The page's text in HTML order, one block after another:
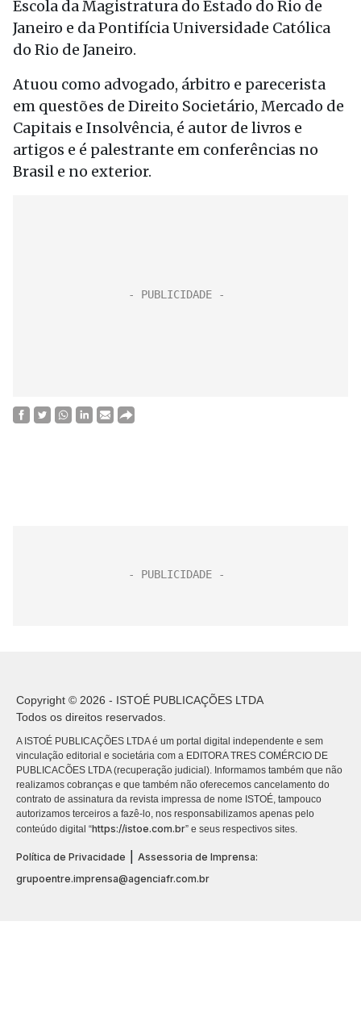
Escola da Magistratura do Estado do Rio de
Janeiro e da Pontifícia Universidade Católica
do Rio de Janeiro.
Atuou como advogado, árbitro e parecerista
em questões de Direito Societário, Mercado de
Capitais e Insolvência, é autor de livros e
artigos e é palestrante em conferências no
Brasil e no exterior.
Copyright © 2026 - ISTOÉ PUBLICAÇÕES LTDA
Todos os direitos reservados.
A ISTOÉ PUBLICAÇÕES LTDA é um portal digital independente e sem
vinculação editorial e societária com a EDITORA TRES COMÉRCIO DE
PUBLICACÕES LTDA (recuperação judicial). Informamos também que não
realizamos cobranças e que também não oferecemos cancelamento do
contrato de assinatura da revista impressa de nome ISTOÉ, tampouco
autorizamos terceiros a fazê-lo, nos responsabilizamos apenas pelo
conteúdo digital “https://istoe.com.br” e seus respectivos sites.
Política de Privacidade
Assessoria de Imprensa:
grupoentre.imprensa@agenciafr.com.br